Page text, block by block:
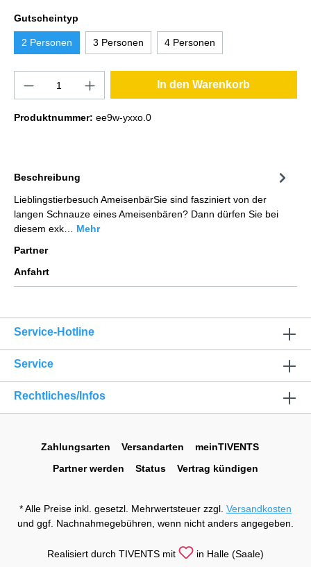
Gutscheintyp
2 Personen 3 Personen 4 Personen
In den Warenkorb
Produktnummer: ee9w-yxxo.0
Beschreibung
Lieblingstierbesuch AmeisenbärSie sind fasziniert von der
langen Schnauze eines Ameisenbären? Dann dürfen Sie bei
diesem exk… Mehr
Partner
Anfahrt
Service-Hotline
Service
Rechtliches/Infos
Zahlungsarten Versandarten
meinTIVENTS
Partner werden
Status Vertrag kündigen
* Alle Preise inkl. gesetzl. Mehrwertsteuer zzgl. Versandkosten
und ggf. Nachnahmegebühren, wenn nicht anders angegeben.
Realisiert durch TIVENTS mit in Halle (Saale)